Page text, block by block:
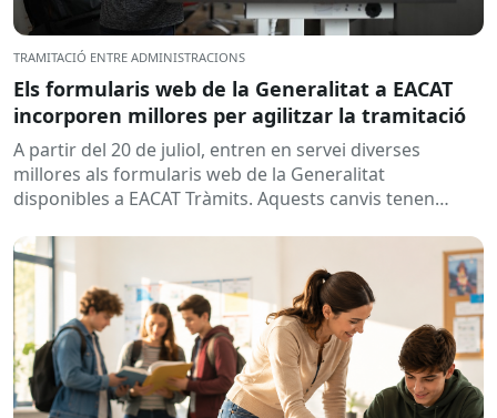
TRAMITACIÓ ENTRE ADMINISTRACIONS
Els formularis web de la Generalitat a EACAT
incorporen millores per agilitzar la tramitació
A partir del 20 de juliol, entren en servei diverses
millores als formularis web de la Generalitat
disponibles a EACAT Tràmits. Aquests canvis tenen